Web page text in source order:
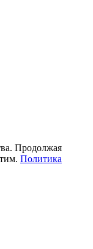
Продолжая
Политика